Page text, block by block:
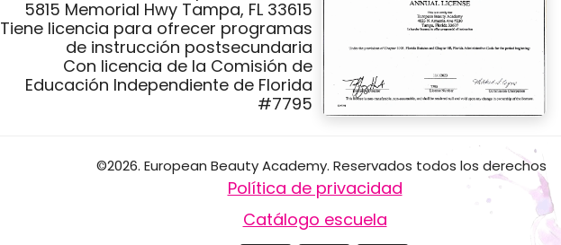
5815 Memorial Hwy Tampa, FL 33615
Tiene licencia para ofrecer programas
de instrucción postsecundaria
Con licencia de la Comisión de
Educación Independiente de Florida
#7795
©2026. European Beauty Academy. Reservados todos los derechos
Política de privacidad
Catálogo escuela